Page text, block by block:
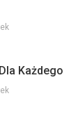
Każdego